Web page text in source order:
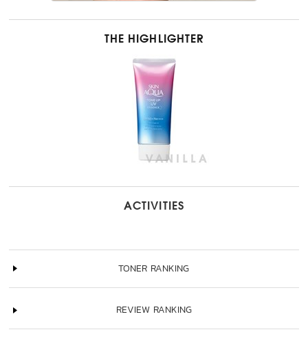
THE HIGHLIGHTER
ACTIVITIES
TONER RANKING
REVIEW RANKING